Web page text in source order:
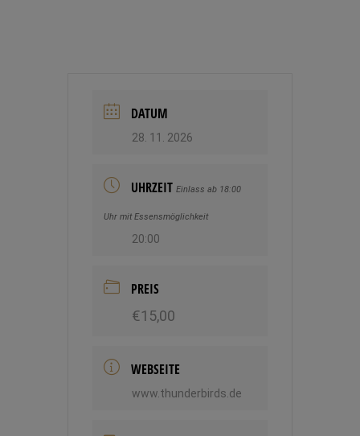
DATUM
28. 11. 2026
UHRZEIT Einlass ab 18:00
Uhr mit Essensmöglichkeit
20:00
PREIS
€15,00
WEBSEITE
www.thunderbirds.de